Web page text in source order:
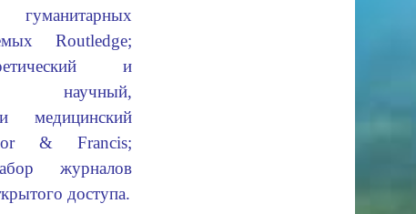
Routledge;
и
научный,
медицинский
& Francis;
журналов
доступа.